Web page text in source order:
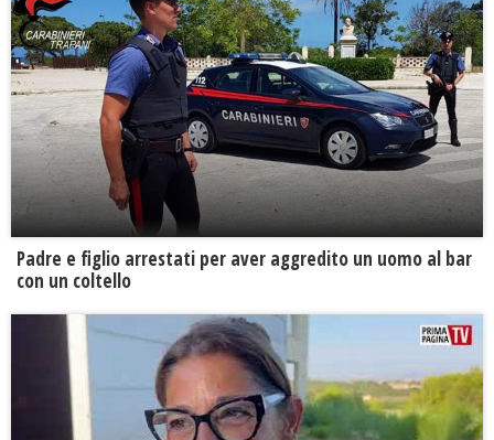
Padre e figlio arrestati per aver aggredito un uomo al bar
con un coltello